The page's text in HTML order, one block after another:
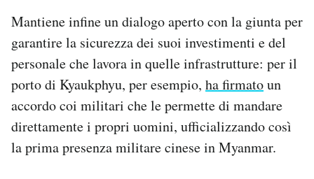
Mantiene infine un dialogo aperto con la giunta per
garantire la sicurezza dei suoi investimenti e del
personale che lavora in quelle infrastrutture: per il
porto di Kyaukphyu, per esempio, ha firmatoun
accordo coi militari che le permette di mandare
direttamente i propri uomini, ufficializzando così
la prima presenza militare cinese in Myanmar.